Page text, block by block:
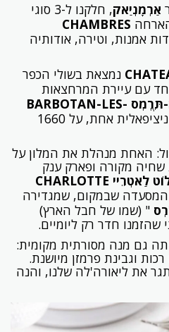
אַרְמָנְיַאק
, חלקנו ל-3 סוגי
CHAMBRES
אמנות, וטירה, אודותיה
נמצאת בשולי הכפר
עם עיירת המרחצאות
תֶּרְמְס BARBOTAN-LES-
מהווה ישות מוניציפאלית אחת, על 1660
האחת מנהלת את המלון על
שחיה מקורה ופארק ענק
לַאטְרֵיי CHARLOTTE
שבמקום, שמגדירה
" (שמו של חבל הארץ)
גם מנה מסורתית מקומית:
וגבינת פרמזן מיושנת.
את ליאורה'לה שלנו, והנה